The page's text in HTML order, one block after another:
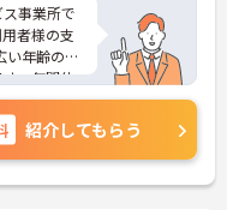
事業所で
者様の支
い年齢の方
。年間休
クライフ
は、面接
たします
紹介してもらう